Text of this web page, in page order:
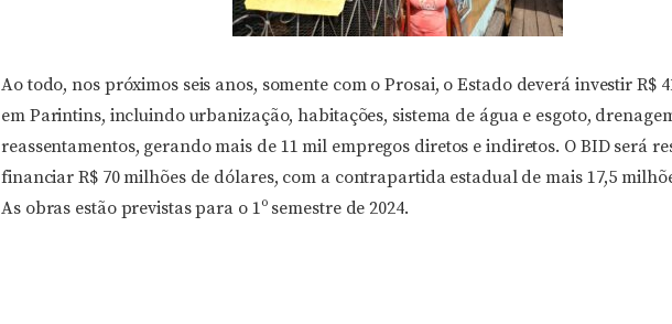
Ao todo, nos próximos seis anos, somente com o Prosai, o Estado deverá investir R$
em Parintins, incluindo urbanização, habitações, sistema de água e esgoto,
reassentamentos, gerando mais de 11 mil empregos diretos e indiretos. O BID será
financiar R$ 70 milhões de dólares, com a contrapartida estadual de mais 17,5
As obras estão previstas para o 1º semestre de 2024.